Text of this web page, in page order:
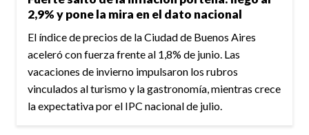
2,9% y pone la mira en el dato nacional
El índice de precios de la Ciudad de Buenos Aires
aceleró con fuerza frente al 1,8% de junio. Las
vacaciones de invierno impulsaron los rubros
vinculados al turismo y la gastronomía, mientras crece
la expectativa por el IPC nacional de julio.